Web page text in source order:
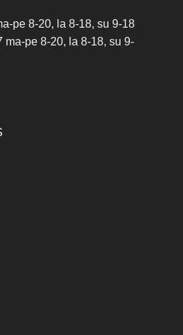
pe 8-20, la 8-18, su 9-18
ma-pe 8-20, la 8-18, su 9-